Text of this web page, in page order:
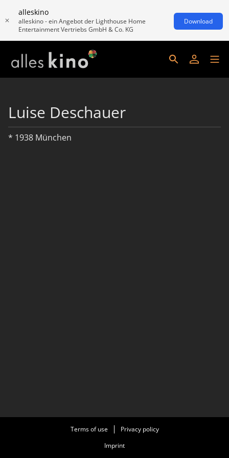
alleskino
alleskino - ein Angebot der Lighthouse Home
Entertainment Vertriebs GmbH & Co. KG
Download
Luise Deschauer
* 1938 München
Terms of use
Privacy policy
Imprint